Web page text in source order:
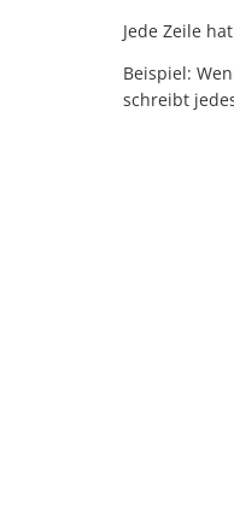
Jede Zeile
Beispiel:
schreibt